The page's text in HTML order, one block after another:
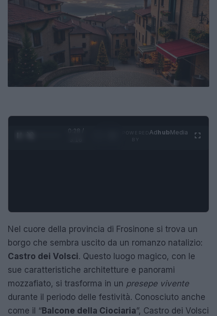
0:29 /
AdhubMedia
Nel cuore della provincia di Frosinone si trova un
borgo che sembra uscito da un romanzo natalizio:
Castro dei Volsci. Questo luogo magico, con le
sue caratteristiche architetture e panorami
mozzafiato, si trasforma in un presepe vivente
durante il periodo delle festività. Conosciuto anche
come il “Balcone della Ciociaria”, Castro dei Volsci